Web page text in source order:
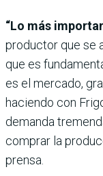
“Lo más
productor que se
que es
es el mercado,
haciendo con
demanda
comprar la
prensa.